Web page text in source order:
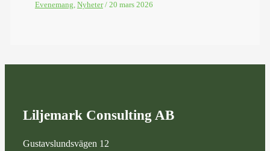
Evenemang, Nyheter/ 20 mars 2026
Liljemark Consulting AB
Gustavslundsvägen 12